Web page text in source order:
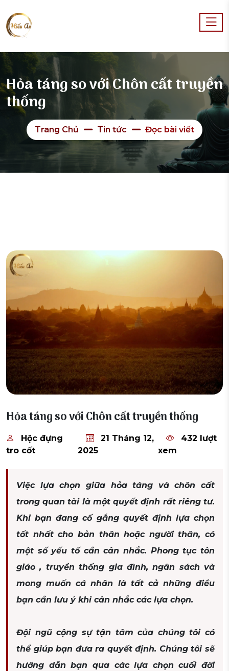
Hỏa táng so với Chôn cất truyền
thống
Trang Chủ Tin tức Đọc bài viết
Hỏa táng so với Chôn cất truyền thống
Hộc đựng
tro cốt
21 Tháng 12,
2025
432 lượt
xem
Việc lựa chọn giữa hỏa táng và chôn cất
trong quan tài là một quyết định rất riêng tư.
Khi bạn đang cố gắng quyết định lựa chọn
tốt nhất cho bản thân hoặc người thân, có
một số yếu tố cần cân nhắc. Phong tục tôn
giáo , truyền thống gia đình, ngân sách và
mong muốn cá nhân là tất cả những điều
bạn cần lưu ý khi cân nhắc các lựa chọn.
Đội ngũ cộng sự tận tâm của chúng tôi có
thể giúp bạn đưa ra quyết định. Chúng tôi sẽ
hướng dẫn bạn qua các lựa chọn cuối đời